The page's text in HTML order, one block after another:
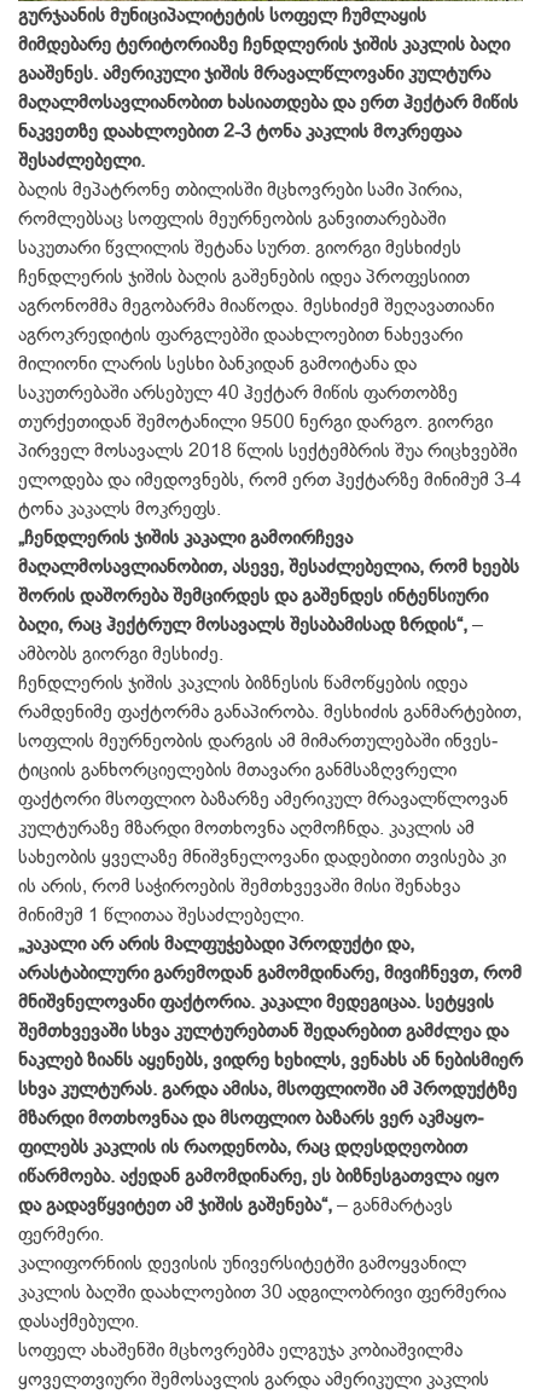
გურჯაანის მუნიციპალიტეტის სოფელ ჩუმლაყის
მიმდებარე ტერი­ტორიაზე ჩენდლერის ჯიშის კაკლის ბაღი
გააშენეს. ამერიკული ჯიშის მრავალწლოვანი კულტურა
მაღალმო­სავლიანობით ხასიათდება და ერთ ჰე­ქტარ მიწის
ნაკვეთზე დაახლოებით 2-3 ტონა კაკლის მოკრეფაა
შესაძლებელი.
ბაღის მეპატრონე თბილისში მცხოვრები სამი პირია,
რომლებსაც სოფლის მეურნეობის განვითარებაში
საკუთარი წვლილის შეტანა სურთ. გიორგი მესხიძეს
ჩენდლერის ჯიშის ბაღის გაშენების იდეა პროფესიით
აგრონომმა მეგობარმა მიაწოდა. მესხიძემ შეღავათიანი
აგროკრე­დიტის ფარგლებში დაახლოებით ნახევარი
მილიონი ლარის სესხი ბანკიდან გამოიტანა და
საკუთრებაში არსებულ 40 ჰექტარ მიწის ფართო­ბზე
თურქეთიდან შემოტანილი 9500 ნერგი დარგო. გიორგი
პირველ მო­სავალს 2018 წლის სექტემბრის შუა რიცხვებში
ელოდება და იმედოვნებს, რომ ერთ ჰექტარზე მინიმუმ 3-4
ტონა კაკალს მოკრეფს.
„ჩენდლერის ჯიშის კაკალი გამოირ­ჩევა
მაღალმოსავლიანობით, ასევე, შესაძლებელია, რომ ხეებს
შორის დაშორება შემცირდეს და გაშენდეს ინტენსიური
ბაღი, რაც ჰექტრულ მო­სავალს შესაბამისად ზრდის“,–
ამბობს გიორგი მესხიძე.
ჩენდლერის ჯიშის კაკლის ბიზ­ნესის წამოწყების იდეა
რამდენიმე ფაქტორმა განაპირობა. მესხიძის განმარტებით,
სოფლის მეურნეობის დარგის ამ მიმართულებაში ინვეს­
ტიციის განხორციელების მთავარი განმსაზღვრელი
ფაქტორი მსოფლიო ბაზარზე ამერიკულ მრავალწლოვან
კულტურაზე მზარდი მოთხოვნა აღ­მოჩნდა. კაკლის ამ
სახეობის ყველაზე მნიშვნელოვანი დადებითი თვისება კი
ის არის, რომ საჭიროების შემთხვე­ვაში მისი შენახვა
მინიმუმ 1 წლითაა შესაძლებელი.
„კაკალი არ არის მალფუჭებადი პროდუქტი და,
არასტაბილური გარე­მოდან გამომდინარე, მივიჩნევთ, რომ
მნიშვნელოვანი ფაქტორია. კაკალი მედეგიცაა. სეტყვის
შემთხვევაში სხვა კულტურებთან შედარებით გამძლეა და
ნაკლებ ზიანს აყენებს, ვიდრე ხეხილს, ვენახს ან ნებისმიერ
სხვა კულტურას. გარდა ამისა, მსოფლიოში ამ პროდუქტზე
მზარდი მოთხოვნაა და მსოფლიო ბაზარს ვერ აკმაყო­
ფილებს კაკლის ის რაოდენობა, რაც დღესდღეობით
იწარმოება. აქედან გამომდინარე, ეს ბიზნესგათვლა იყო
და გადავწყვიტეთ ამ ჯიშის გაშენება“,– განმარტავს
ფერმერი.
კალიფორნიის დევისის უნივერ­სიტეტში გამოყვანილ
კაკლის ბაღში დაახლოებით 30 ადგილობრივი ფერმერია
დასაქმებული.
სოფელ ახაშენში მცხოვრებმა ელგუჯა კობიაშვილმა
ყოველთვიუ­რი შემოსავლის გარდა ამერიკული კაკლის